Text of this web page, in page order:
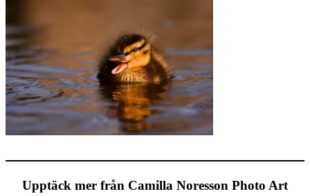
Upptäck mer från Camilla Noresson Photo Art